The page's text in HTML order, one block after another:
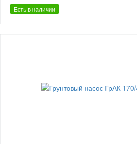
Есть в наличии